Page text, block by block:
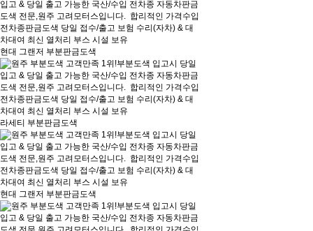
현대 그랜저 부분판금도색
라세티 부분판금도색
현대 그랜저 부분판금도색